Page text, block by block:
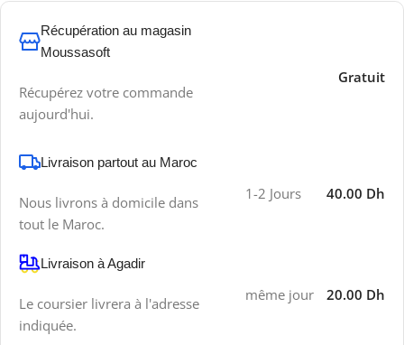
Récupération au magasin
Moussasoft
Récupérez votre commande
aujourd'hui.
Gratuit
Livraison partout au Maroc
Nous livrons à domicile dans
tout le Maroc.
1-2 Jours 40.00 Dh
Livraison à Agadir
Le coursier livrera à l'adresse
indiquée.
même jour 20.00 Dh